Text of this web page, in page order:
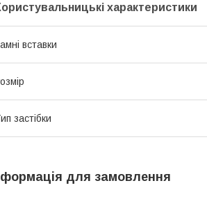
характеристики
вставки
застібки
для замовлення